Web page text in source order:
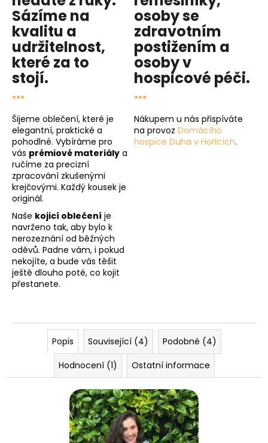
Sázíme na
kvalitu a
udržitelnost,
které za to
stojí.
...
Šijeme oblečení, které je
elegantní, praktické a
pohodlné. Vybíráme pro
vás prémiové materiály a
ručíme za precizní
zpracování zkušenými
krejčovými. Každý kousek je
originál.
Naše kojicí oblečení je
navrženo tak, aby bylo k
nerozeznání od běžných
oděvů. Padne vám, i pokud
nekojíte, a bude vás těšit
ještě dlouho poté, co kojit
přestanete.
osoby se
zdravotním
postižením a
osoby v
hospicové péči.
...
Nákupem u nás přispíváte
na provoz Domácího
hospice Duha v Hořicích.
Popis Související (4)
Podobné (4)
Hodnocení (1)
Ostatní informace